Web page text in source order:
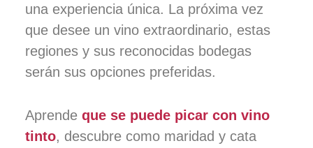
una experiencia única. La próxima vez
que desee un vino extraordinario, estas
regiones y sus reconocidas bodegas
serán sus opciones preferidas.
Aprendeque se puede picar con vino
tinto, descubre como maridad y cata